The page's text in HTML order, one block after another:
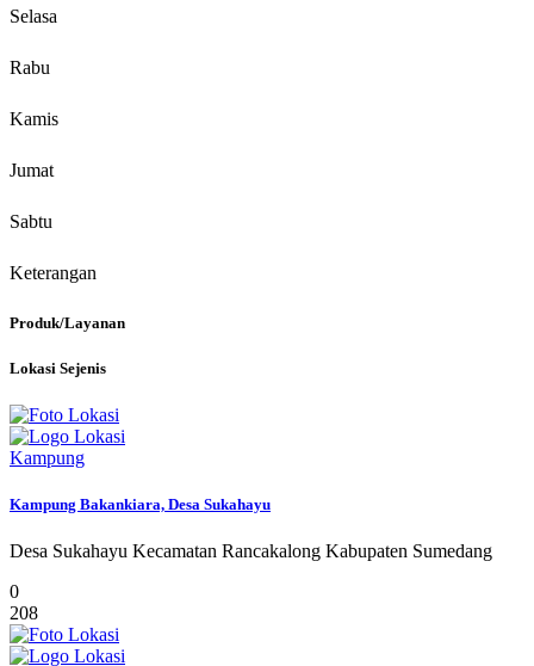
Selasa
Rabu
Kamis
Jumat
Sabtu
Keterangan
Produk/Layanan
Lokasi Sejenis
Kampung
Kampung Bakankiara, Desa Sukahayu
Desa Sukahayu Kecamatan Rancakalong Kabupaten Sumedang
0
208